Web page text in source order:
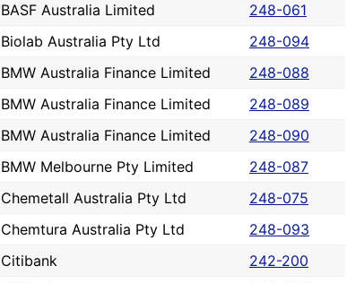
BASF Australia Limited
248-061
Biolab Australia Pty Ltd
248-094
BMW Australia Finance Limited
248-088
BMW Australia Finance Limited
248-089
BMW Australia Finance Limited
248-090
BMW Melbourne Pty Limited
248-087
Chemetall Australia Pty Ltd
248-075
Chemtura Australia Pty Ltd
248-093
Citibank
242-200